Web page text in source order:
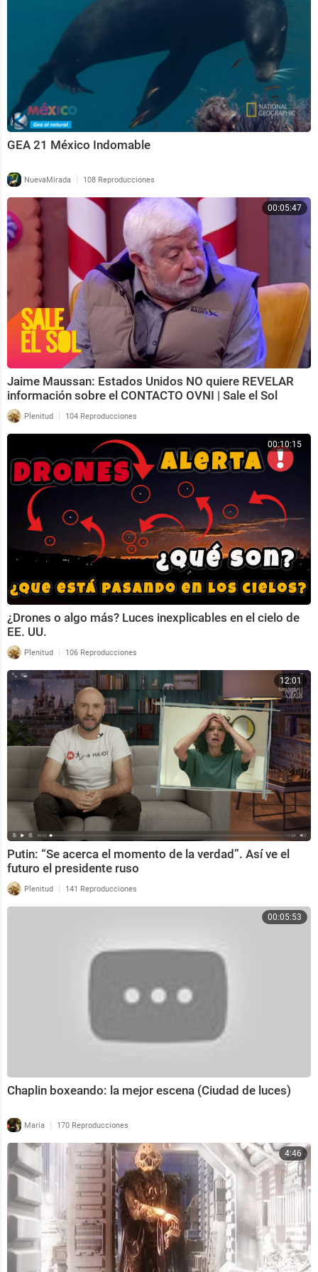
GEA 21 México Indomable
NuevaMirada | 108 Reproducciones
00:05:47
Jaime Maussan: Estados Unidos NO quiere REVELAR
información sobre el CONTACTO OVNI | Sale el Sol
Plenitud | 104 Reproducciones
00:10:15
¿Drones o algo más? Luces inexplicables en el cielo de
EE. UU.
Plenitud | 106 Reproducciones
12:01
Putin: “Se acerca el momento de la verdad”. Así ve el
futuro el presidente ruso
Plenitud | 141 Reproducciones
00:05:53
Chaplin boxeando: la mejor escena (Ciudad de luces)
Maria | 170 Reproducciones
4:46